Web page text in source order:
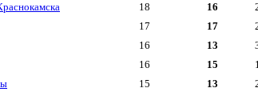
18 16
17 17
16 13
16 15
15 13